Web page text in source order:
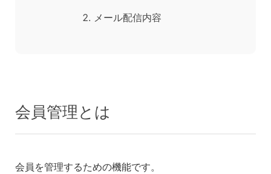
メール配信内容
会員管理とは
会員を管理するための機能です。